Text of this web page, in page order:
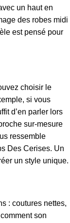
un haut en
des robes midi
est pensé pour
choisir le
si vous
d’en parler lors
sur-mesure
ressemble
Des Cerises. Un
un style unique.
: coutures nettes,
son